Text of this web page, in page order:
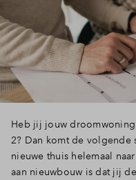
Heb jij jouw droomwoning
2? Dan komt de volgende
nieuwe thuis helemaal
aan nieuwbouw is dat jij